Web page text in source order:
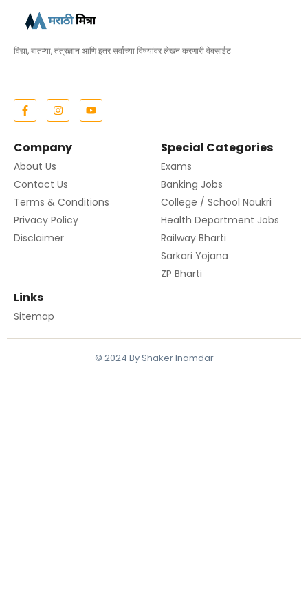
विद्या, बातम्या, तंत्रज्ञान आणि इतर सर्वांच्या विषयांवर लेखन करणारी वेबसाईट
Company
About Us
Contact Us
Terms & Conditions
Privacy Policy
Disclaimer
Special Categories
Exams
Banking Jobs
College / School Naukri
Health Department Jobs
Railway Bharti
Sarkari Yojana
ZP Bharti
Links
Sitemap
© 2024 By Shaker Inamdar